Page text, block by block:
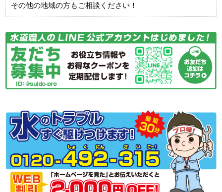
その他の地域の方もご相談ください！